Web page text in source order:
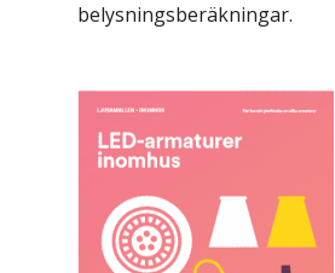
belysningsberäkningar.